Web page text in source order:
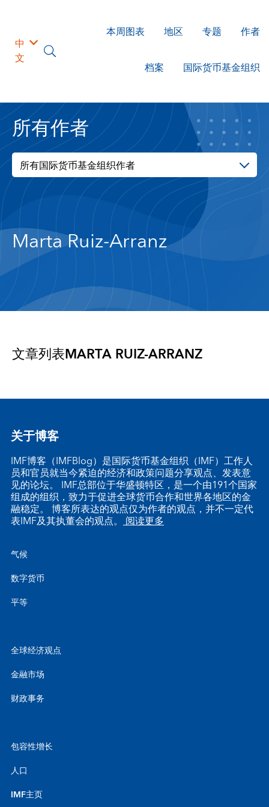
中
文
本周图表 地区 专题 作者
档案 国际货币基金组织
所有作者
所有国际货币基金组织作者
Marta Ruiz-Arranz
文章列表MARTA RUIZ-ARRANZ
关于博客
IMF博客（IMFBlog）是国际货币基金组织（IMF）工作人
员和官员就当今紧迫的经济和政策问题分享观点、发表意
见的论坛。 IMF总部位于华盛顿特区，是一个由191个国家
组成的组织，致力于促进全球货币合作和世界各地区的金
融稳定。 博客所表达的观点仅为作者的观点，并不一定代
表IMF及其执董会的观点。 阅读更多
气候
数字货币
平等
全球经济观点
金融市场
财政事务
包容性增长
人口
IMF主页